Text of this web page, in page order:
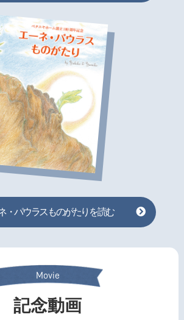
・パウラスものがたりを読む
Movie
記念動画